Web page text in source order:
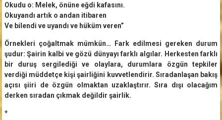
Okudu o: Melek, önüne eğdi kafasını.
Okuyandı artık o andan itibaren
Ve bilendi ve uyandı ve hüküm veren”
Örnekleri çoğaltmak mümkün… Fark edilmesi gereken durum
şudur: Şairin kalbi ve gözü dünyayı farklı algılar. Herkesten farklı
bir duruş sergilediği ve olaylara, durumlara özgün tepkiler
verdiği müddetçe kişi şairliğini kuvvetlendirir. Sıradanlaşan bakış
açısı şiiri de özgün olmaktan uzaklaştırır. Sıra dışı olacağım
derken sıradan çıkmak değildir şairlik.
*